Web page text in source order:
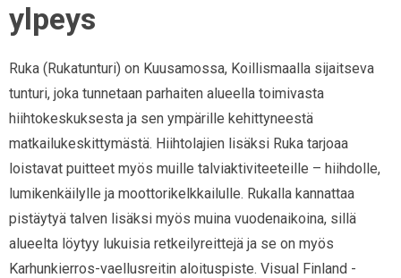
ylpeys
Ruka (Rukatunturi) on Kuusamossa, Koillismaalla sijaitseva
tunturi, joka tunnetaan parhaiten alueella toimivasta
hiihtokeskuksesta ja sen ympärille kehittyneestä
matkailukeskittymästä. Hiihtolajien lisäksi Ruka tarjoaa
loistavat puitteet myös muille talviaktiviteeteille – hiihdolle,
lumikenkäilylle ja moottorikelkkailulle. Rukalla kannattaa
pistäytyä talven lisäksi myös muina vuodenaikoina, sillä
alueelta löytyy lukuisia retkeilyreittejä ja se on myös
Karhunkierros-vaellusreitin aloituspiste. Visual Finland -